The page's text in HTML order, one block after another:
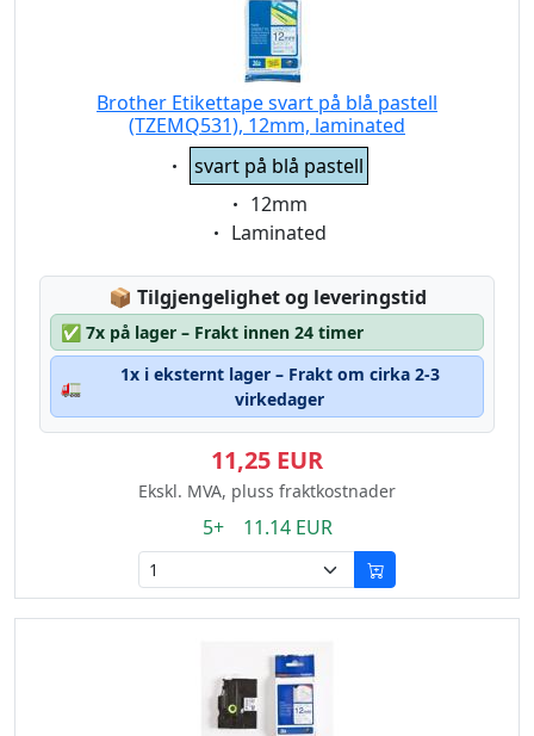
Brother Etikettape svart på blå pastell
(TZEMQ531), 12mm, laminated
Eigenschaft:
svart på blå pastell
Eigenschaft:
12mm
Eigenschaft:
Laminated
📦 Lagerstatus:
Tilgjengelighet og leveringstid
✅ 7x på lager – Frakt innen 24 timer
🚛
1x i eksternt lager – Frakt om cirka 2-3
virkedager
11,25 EUR
Ekskl. MVA, pluss fraktkostnader
5+ 11.14 EUR